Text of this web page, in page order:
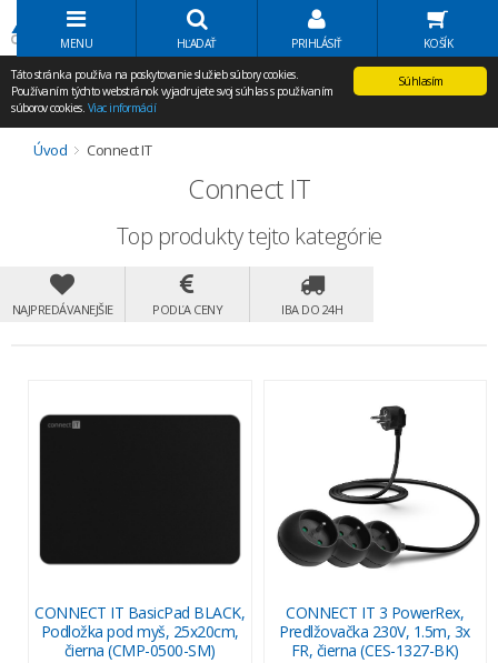
Volať Agem
MENU HĽADAŤ PRIHLÁSIŤ KOŠÍK
Súhlasím
Táto stránka používa na poskytovanie služieb súbory cookies.
Používaním týchto webstránok vyjadrujete svoj súhlas s používaním
súborov cookies. Viac informácií
Úvod Connect IT
Connect IT
Top produkty tejto kategórie
NAJPREDÁVANEJŠIE PODĽA CENY IBA DO 24H
CONNECT IT BasicPad BLACK,
Podložka pod myš, 25x20cm,
čierna (CMP-0500-SM)
CONNECT IT 3 PowerRex,
Predlžovačka 230V, 1.5m, 3x
FR, čierna (CES-1327-BK)